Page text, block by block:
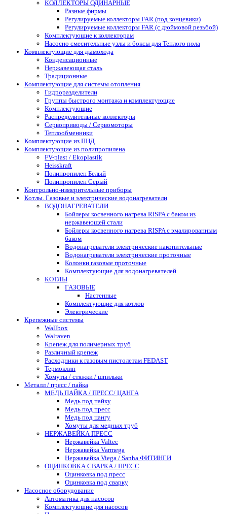
КОЛЛЕКТОРЫ ОДИНАРНЫЕ
Разные фирмы
Регулируемые коллекторы FAR (под концевики)
Регулируемые коллекторы FAR (с дюймовой резьбой)
Комплектующие к коллекторам
Насосно смесительные узлы и боксы для Теплого пола
Комплектующие для дымохода
Конденсационные
Нержавеющая сталь
Традиционные
Комплектующие для системы отопления
Гидроразделители
Группы быстрого монтажа и комплектующие
Комплектующие
Распределительные коллекторы
Сервоприводы / Сервомоторы
Теплообменники
Комплектующие из ПНД
Комплектующие из полипропилена
FV-plast / Ekoplastik
Heisskraft
Полипропилен Белый
Полипропилен Серый
Контрольно-измерительные приборы
Котлы. Газовые и электрические водонагреватели
ВОДОНАГРЕВАТЕЛИ
Бойлеры косвенного нагрева RISPA с баком из
нержавеющей стали
Бойлеры косвенного нагрева RISPA с эмалированным
баком
Водонагреватели электрические накопительные
Водонагреватели электрические проточные
Колонки газовые проточные
Комплектующие для водонагревателей
КОТЛЫ
ГАЗОВЫЕ
Настенные
Комплектующие для котлов
Электрические
Крепежные системы
Wallbox
Walraven
Крепеж для полимерных труб
Различный крепеж
Расходники к газовым пистолетам FEDAST
Термоклип
Хомуты / стяжки / шпильки
Металл / пресс / пайка
МЕДЬ ПАЙКА / ПРЕСС/ ЦАНГА
Медь под пайку
Медь под пресс
Медь под цангу
Хомуты для медных труб
НЕРЖАВЕЙКА ПРЕСС
Нержавейка Valtec
Нержавейка Varmega
Нержавейка Viega / Sanha ФИТИНГИ
ОЦИНКОВКА СВАРКА / ПРЕСС
Оцинковка под пресс
Оцинковка под сварку
Насосное оборудование
Автоматика для насосов
Комплектующие для насосов